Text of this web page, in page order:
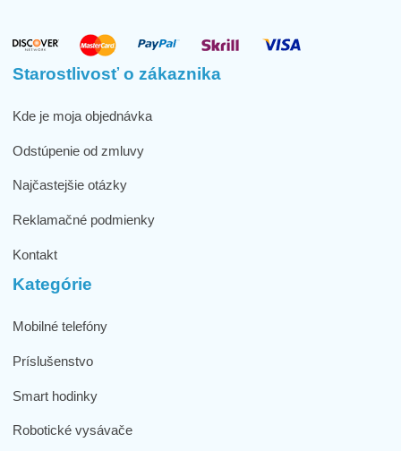
Starostlivosť o zákaznika
Kde je moja objednávka
Odstúpenie od zmluvy
Najčastejšie otázky
Reklamačné podmienky
Kontakt
Kategórie
Mobilné telefóny
Príslušenstvo
Smart hodinky
Robotické vysávače